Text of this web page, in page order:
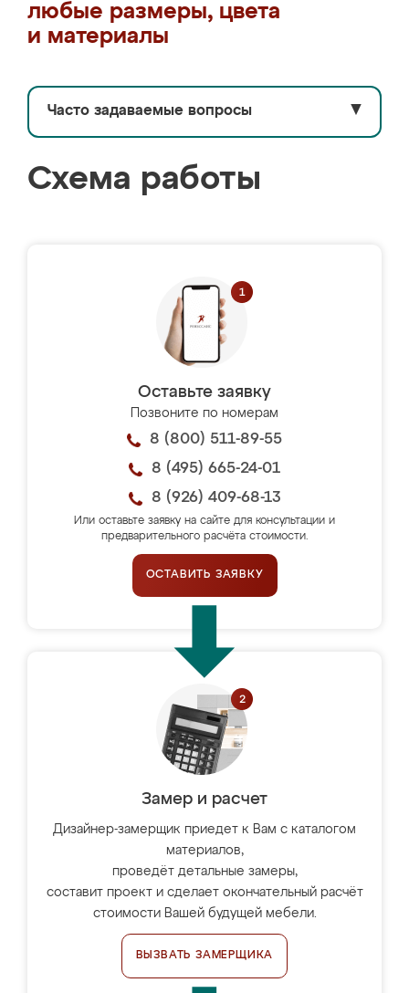
любые размеры, цвета
и материалы
Часто задаваемые вопросы ▼
Схема работы
Оставьте заявку
Позвоните по номерам
8 (800) 511-89-55
8 (495) 665-24-01
8 (926) 409-68-13
Или оставьте заявку на сайте для консультации и
предварительного расчёта стоимости.
ОСТАВИТЬ ЗАЯВКУ
Замер и расчет
Дизайнер-замерщик приедет к Вам с каталогом
материалов,
проведёт детальные замеры,
составит проект и сделает окончательный расчёт
стоимости Вашей будущей мебели.
ВЫЗВАТЬ ЗАМЕРЩИКА